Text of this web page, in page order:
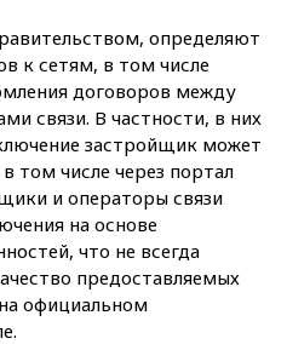
определяют
к сетям, в том числе
договоров между
связи. В частности, в них
застройщик может
том числе через портал
и операторы связи
на основе
что не всегда
предоставляемых
официальном